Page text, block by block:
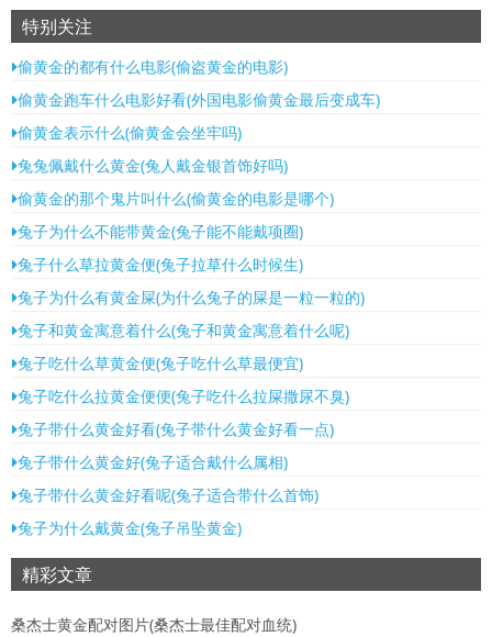
特别关注
偷黄金的都有什么电影(偷盗黄金的电影)
偷黄金跑车什么电影好看(外国电影偷黄金最后变成车)
偷黄金表示什么(偷黄金会坐牢吗)
兔兔佩戴什么黄金(兔人戴金银首饰好吗)
偷黄金的那个鬼片叫什么(偷黄金的电影是哪个)
兔子为什么不能带黄金(兔子能不能戴项圈)
兔子什么草拉黄金便(兔子拉草什么时候生)
兔子为什么有黄金屎(为什么兔子的屎是一粒一粒的)
兔子和黄金寓意着什么(兔子和黄金寓意着什么呢)
兔子吃什么草黄金便(兔子吃什么草最便宜)
兔子吃什么拉黄金便便(兔子吃什么拉屎撒尿不臭)
兔子带什么黄金好看(兔子带什么黄金好看一点)
兔子带什么黄金好(兔子适合戴什么属相)
兔子带什么黄金好看呢(兔子适合带什么首饰)
兔子为什么戴黄金(兔子吊坠黄金)
精彩文章
桑杰士黄金配对图片(桑杰士最佳配对血统)